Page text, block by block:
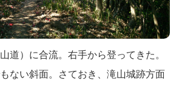
道）に合流。右手から登ってきた。
ない斜面。さておき、滝山城跡方面